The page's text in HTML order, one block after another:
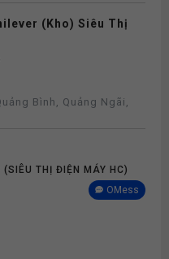
(Kho) Siêu Thị
Bình, Quảng Ngãi,
(SIÊU THỊ ĐIỆN MÁY HC)
OMess